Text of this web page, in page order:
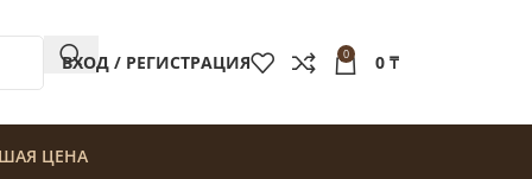
ВХОД / РЕГИСТРАЦИЯ 0 0 ₸
ЦЕНА